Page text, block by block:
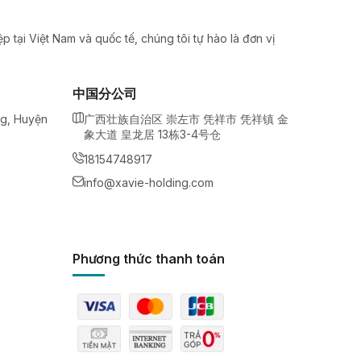
tại Việt Nam và quốc tế, chúng tôi tự hào là đơn vị
Huyện
中国分公司
广西壮族自治区 崇左市 凭祥市 凭祥镇 金
象大道 皇龙居 13栋3-4号仓
18154748917
info@xavie-holding.com
Phương thức thanh toán